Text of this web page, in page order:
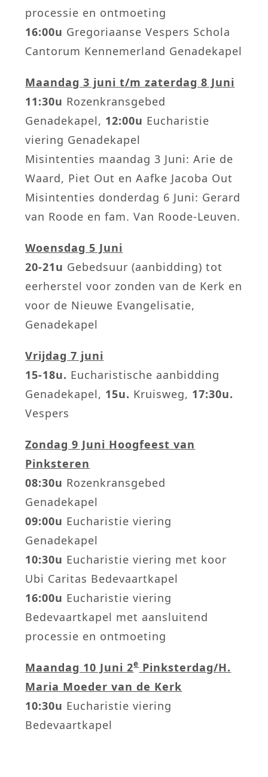
processie en ontmoeting
16:00u Gregoriaanse Vespers Schola
Cantorum Kennemerland Genadekapel
Maandag 3 juni t/m zaterdag 8 Juni
11:30u Rozenkransgebed
Genadekapel, 12:00u Eucharistie
viering Genadekapel
Misintenties maandag 3 Juni: Arie de
Waard, Piet Out en Aafke Jacoba Out
Misintenties donderdag 6 Juni: Gerard
van Roode en fam. Van Roode-Leuven.
Woensdag 5 Juni
20-21u Gebedsuur (aanbidding) tot
eerherstel voor zonden van de Kerk en
voor de Nieuwe Evangelisatie,
Genadekapel
Vrijdag 7 juni
15-18u. Eucharistische aanbidding
Genadekapel, 15u. Kruisweg, 17:30u.
Vespers
Zondag 9 Juni Hoogfeest van
Pinksteren
08:30u Rozenkransgebed
Genadekapel
09:00u Eucharistie viering
Genadekapel
10:30u Eucharistie viering met koor
Ubi Caritas Bedevaartkapel
16:00u Eucharistie viering
Bedevaartkapel met aansluitend
processie en ontmoeting
Maandag 10 Juni 2ePinksterdag/H.
Maria Moeder van de Kerk
10:30u Eucharistie viering
Bedevaartkapel